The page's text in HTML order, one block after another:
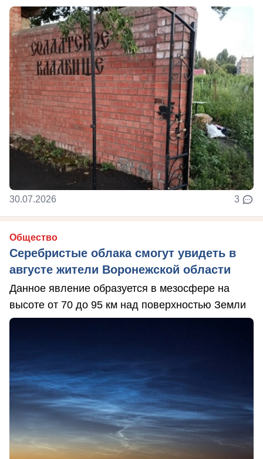
30.07.2026 3
Общество
Серебристые облака смогут увидеть в
августе жители Воронежской области
Данное явление образуется в мезосфере на
высоте от 70 до 95 км над поверхностью Земли